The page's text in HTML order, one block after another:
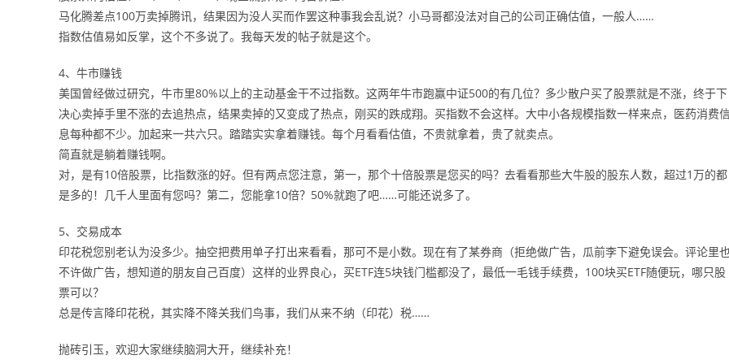
马化腾差点100万卖掉腾讯，结果因为没人买而作罢这种事我会乱说？小马哥都没法对自己的公司正确估值，一般人……
指数估值易如反掌，这个不多说了。我每天发的帖子就是这个。
4、牛市赚钱
美国曾经做过研究，牛市里80%以上的主动基金干不过指数。这两年牛市跑赢中证500的有几位？多少散户买了股票就是不涨，终于下
决心卖掉手里不涨的去追热点，结果卖掉的又变成了热点，刚买的跌成翔。买指数不会这样。大中小各规模指数一样来点，医药消费
息每种都不少。加起来一共六只。踏踏实实拿着赚钱。每个月看看估值，不贵就拿着，贵了就卖点。
简直就是躺着赚钱啊。
对，是有10倍股票，比指数涨的好。但有两点您注意，第一，那个十倍股票是您买的吗？去看看那些大牛股的股东人数，超过1万的都
是多的！几千人里面有您吗？第二，您能拿10倍？50%就跑了吧……可能还说多了。
5、交易成本
印花税您别老认为没多少。抽空把费用单子打出来看看，那可不是小数。现在有了某券商（拒绝做广告，瓜前李下避免误会。评论里
不许做广告，想知道的朋友自己百度）这样的业界良心，买ETF连5块钱门槛都没了，最低一毛钱手续费，100块买ETF随便玩，哪只股
票可以？
总是传言降印花税，其实降不降关我们鸟事，我们从来不纳（印花）税……
抛砖引玉，欢迎大家继续脑洞大开，继续补充！